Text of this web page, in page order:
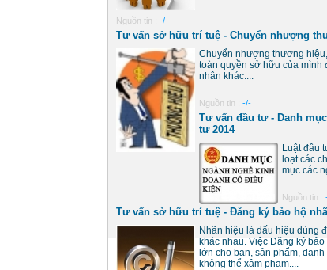
Nguồn tin : -/-
Tư vấn sở hữu trí tuệ - Chuyển nhượng
Chuyển nhượng thương
toàn quyền sở hữu của mình
nhân khác....
Nguồn tin : -/-
Tư vấn đầu tư - Danh
tư 2014
Luật đầu
loạt các
mục các
Nguồn tin :
Tư vấn sở hữu trí tuệ - Đăng ký bảo hộ
Nhãn hiệu là dấu hiệu dùng
khác nhau. Việc Đăng ký
lớn cho bạn, sản phẩm,
không thể xâm phạm....